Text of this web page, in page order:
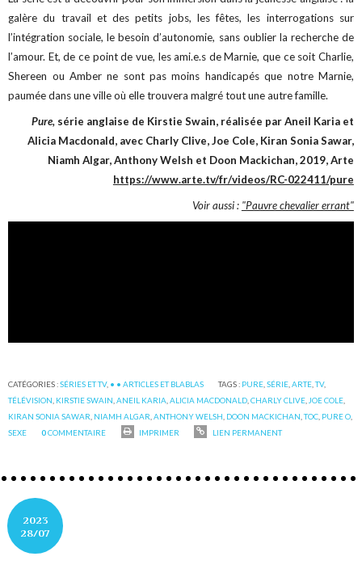
galère du travail et des petits jobs, les fêtes, les interrogations sur
l’intégration sociale, le besoin d’autonomie, sans oublier la recherche de
l’amour. Et, de ce point de vue, les ami.e.s de Marnie, que ce soit Charlie,
Shereen ou Amber ne sont pas moins handicapés que notre Marnie,
paumée dans une ville où elle trouvera malgré tout une autre famille.
Pure, série anglaise de Kirstie Swain, réalisée par Aneil Karia et
Alicia Macdonald, avec Charly Clive, Joe Cole, Kiran Sonia Sawar,
Niamh Algar, Anthony Welsh et Doon Mackichan, 2019, Arte
https://www.arte.tv/fr/videos/RC-022411/pure
Voir aussi : "Pauvre chevalier errant"
CATÉGORIES :SÉRIES ET TV, • • ARTICLES ET BLABLAS TAGS : PURE ,SÉRIE ,ARTE ,TV,
TÉLÉVISION KIRSTIE SWAIN ,ANEIL KARIA ,ALICIA MACDONALD ,CHARLY CLIVE JOE COLE
KIRAN SONIA SAWAR NIAMH ALGAR ,ANTHONY WELSH DOON MACKICHAN ,TOC PURE O
SEXE
0COMMENTAIRE IMPRIMER LIEN PERMANENT
2023
28/07